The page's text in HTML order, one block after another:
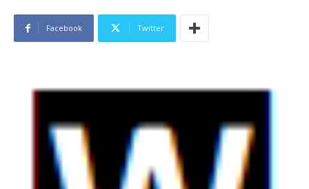
Facebook Twitter